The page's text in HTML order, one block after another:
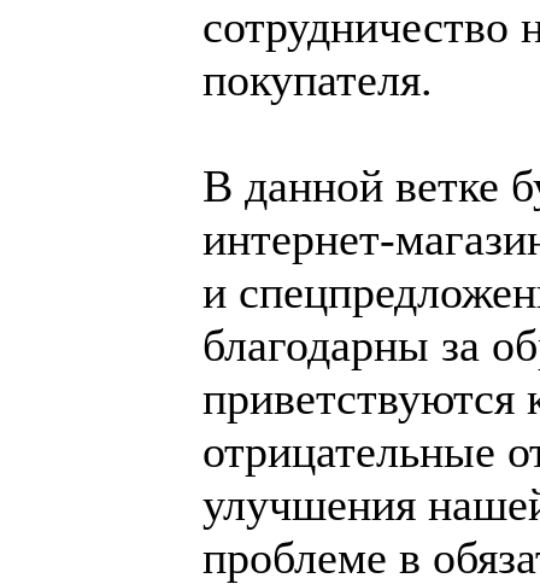
сотрудничество
покупателя.
В данной ветке
интернет-
и
благодарны за
приветствуются
отрицательные
улучшения
проблеме в